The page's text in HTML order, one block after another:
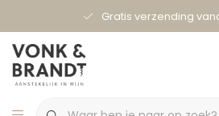
Gratis verzending